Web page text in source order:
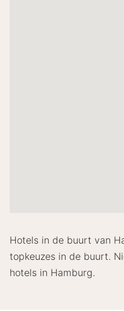
Hotels in de buurt van
topkeuzes in de buurt.
hotels in Hamburg.